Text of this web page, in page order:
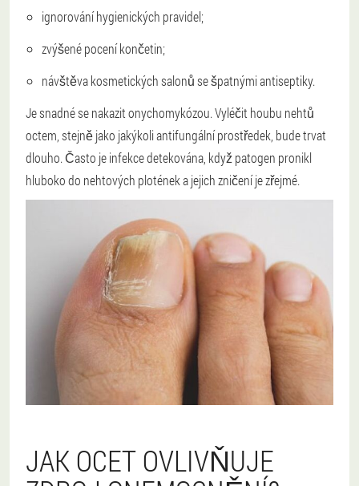
ignorování hygienických pravidel;
zvýšené pocení končetin;
návštěva kosmetických salonů se špatnými antiseptiky.
Je snadné se nakazit onychomykózou. Vyléčit houbu nehtů
octem, stejně jako jakýkoli antifungální prostředek, bude trvat
dlouho. Často je infekce detekována, když patogen pronikl
hluboko do nehtových plotének a jejich zničení je zřejmé.
JAK OCET OVLIVŇUJE